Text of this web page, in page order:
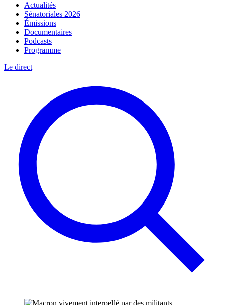
Actualités
Sénatoriales 2026
Émissions
Documentaires
Podcasts
Programme
Le direct